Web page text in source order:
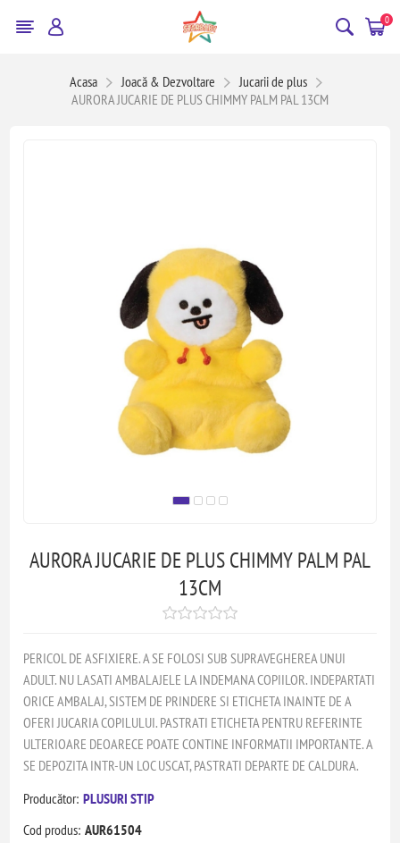
0
Acasa Joacă & Dezvoltare
Jucarii de plus
AURORA JUCARIE DE PLUS CHIMMY PALM PAL 13CM
AURORA JUCARIE DE PLUS CHIMMY PALM PAL
13CM
PERICOL DE ASFIXIERE. A SE FOLOSI SUB SUPRAVEGHEREA UNUI
ADULT. NU LASATI AMBALAJELE LA INDEMANA COPIILOR. INDEPARTATI
ORICE AMBALAJ, SISTEM DE PRINDERE SI ETICHETA INAINTE DE A
OFERI JUCARIA COPILULUI. PASTRATI ETICHETA PENTRU REFERINTE
ULTERIOARE DEOARECE POATE CONTINE INFORMATII IMPORTANTE. A
SE DEPOZITA INTR-UN LOC USCAT, PASTRATI DEPARTE DE CALDURA.
Producător: PLUSURI STIP
Cod produs: AUR61504